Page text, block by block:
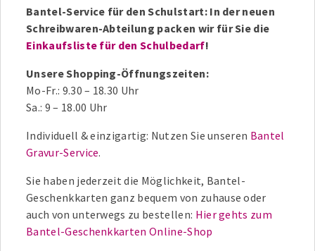
Bantel-Service für den Schulstart: In der neuen
Schreibwaren-Abteilung packen wir für Sie die
Einkaufsliste für den Schulbedarf!
Unsere Shopping-Öffnungszeiten:
Mo-Fr.: 9.30 – 18.30 Uhr
Sa.: 9 – 18.00 Uhr
Individuell & einzigartig: Nutzen Sie unseren Bantel
Gravur-Service.
Sie haben jederzeit die Möglichkeit, Bantel-
Geschenkkarten ganz bequem von zuhause oder
auch von unterwegs zu bestellen: Hier gehts zum
Bantel-Geschenkkarten Online-Shop